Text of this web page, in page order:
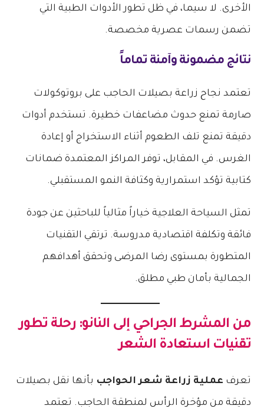
الأخرى. لا سيما، في ظل تطور الأدوات الطبية التي
تضمن رسمات عصرية مخصصة.
نتائج مضمونة وآمنة تماماً
تعتمد نجاح زراعة بصيلات الحاجب على بروتوكولات
صارمة تمنع حدوث مضاعفات خطيرة. تستخدم أدوات
دقيقة تمنع تلف الطعوم أثناء الاستخراج أو إعادة
الغرس. في المقابل، توفر المراكز المعتمدة ضمانات
كتابية تؤكد استمرارية وكثافة النمو المستقبلي.
تمثل السياحة العلاجية خياراً مثالياً للباحثين عن جودة
فائقة وتكلفة اقتصادية مدروسة. ترتقي التقنيات
المتطورة بمستوى رضا المرضى وتحقق أهدافهم
الجمالية بأمان طبي مطلق.
من المشرط الجراحي إلى النانو: رحلة تطور
تقنيات استعادة الشعر
تعرف عملية زراعة شعر الحواجب بأنها نقل بصيلات
دقيقة من مؤخرة الرأس لمنطقة الحاجب. تعتمد